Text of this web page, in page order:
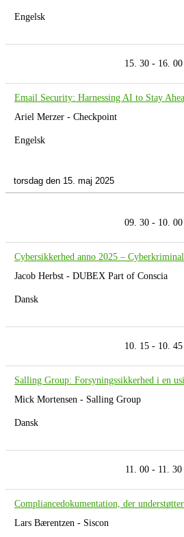
Engelsk
15. 30 - 16. 00
Email Security: Harnessing AI to Stay
Ariel Merzer - Checkpoint
Engelsk
torsdag den 15. maj 2025
09. 30 - 10. 00
Cybersikkerhed anno 2025 –
Jacob Herbst - DUBEX Part of Conscia
Dansk
10. 15 - 10. 45
Salling Group: Forsyningssikkerhed i en
Mick Mortensen - Salling Group
Dansk
11. 00 - 11. 30
Compliancedokumentation, der
Lars Bærentzen - Siscon